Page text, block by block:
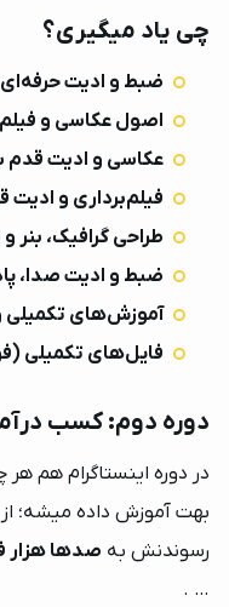
چی یاد میگیری؟
ضبط و ادیت
اصول عکاسی و
عکاسی و ادیت قدم
فیلم‌برداری و ادیت
طراحی گرافیک، بنر و
ضبط و ادیت صدا،
آموزش‌های تکمیلی
فایل‌های تکمیلی
دوره دوم: کسب
در دوره اینستاگرام هم
بهت آموزش داده میشه؛
رسوندنش به صدها هزار
… .
×